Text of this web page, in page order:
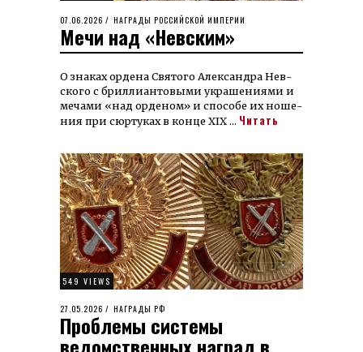
POSTED
ON
07.06.2026 09.06.2026
НАГРАДЫ РОССИЙСКОЙ ИМПЕРИИ
Мечи над «Невским»
О знаках ордена Святого Алек­сандра Нев­
ского с брил­лиан­то­вы­ми ук­ра­ше­ния­ми и
ме­ча­ми «над ор­де­ном» и спо­со­бе их но­ше­
ния при сюр­ту­ках в кон­це XIX … Читать
549 VIEWS
POSTED
ON
27.05.2026 28.05.2026
НАГРАДЫ РФ
Проблемы системы